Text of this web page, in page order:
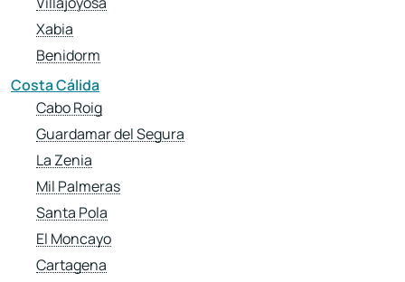
Xabia
Benidorm
Costa Cálida
Cabo Roig
Guardamar del Segura
La Zenia
Mil Palmeras
Santa Pola
El Moncayo
Cartagena